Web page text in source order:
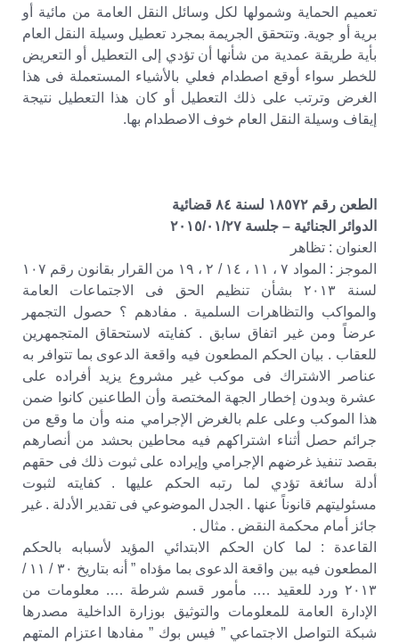
تعميم الحماية وشمولها لكل وسائل النقل العامة من مائية أو
برية أو جوية. وتتحقق الجريمة بمجرد تعطيل وسيلة النقل العام
بأية طريقة عمدية من شأنها أن تؤدي إلى التعطيل أو التعريض
للخطر سواء أوقع اصطدام فعلي بالأشياء المستعملة فى هذا
الغرض وترتب على ذلك التعطيل أو كان هذا التعطيل نتيجة
إيقاف وسيلة النقل العام خوف الاصطدام بها.
الطعن رقم ١٨٥٧٢ لسنة ٨٤ قضائية
الدوائر الجنائية – جلسة ٢٠١٥/٠١/٢٧
العنوان : تظاهر
الموجز : المواد ٧ ، ١١ ، ١٤ / ٢ ، ١٩ من القرار بقانون رقم ١٠٧
لسنة ٢٠١٣ بشأن تنظيم الحق فى الاجتماعات العامة
والمواكب ‏والتظاهرات السلمية . مفادهم ؟ حصول التجمهر
عرضاً ومن غير اتفاق سابق . كفايته لاستحقاق المتجمهرين
للعقاب . بيان الحكم المطعون فيه واقعة الدعوى بما تتوافر به
عناصر الاشتراك فى موكب غير مشروع ‏يزيد أفراده على
عشرة وبدون إخطار الجهة المختصة وأن الطاعنين كانوا ضمن
‏هذا الموكب وعلى علم بالغرض الإجرامي منه وأن ما وقع من
جرائم حصل أثناء اشتراكهم فيه محاطين بحشد من أنصارهم
بقصد تنفيذ غرضهم الإجرامي وإيراده على ثبوت ذلك فى حقهم
‏أدلة سائغة تؤدي لما رتبه الحكم عليها . كفايته لثبوت
مسئوليتهم قانوناً عنها . الجدل الموضوعي فى تقدير الأدلة . غير
جائز أمام محكمة النقض . مثال .
القاعدة : لما كان الحكم الابتدائي المؤيد لأسبابه بالحكم
المطعون فيه بين واقعة الدعوى بما مؤداه ” أنه بتاريخ ٣٠ / ١١ /
٢٠١٣ ورد للعقيد …. مأمور قسم شرطة …. معلومات من
الإدارة العامة للمعلومات والتوثيق بوزارة الداخلية مصدرها
شبكة التواصل الاجتماعي ” فيس بوك ” مفادها اعتزام المتهم